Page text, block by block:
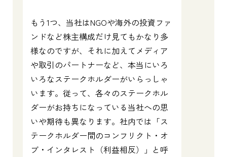
もう1つ、当社はNGOや海外の投資ファ
ンドなど株主構成だけ見てもかなり多
様なのですが、それに加えてメディア
や取引のパートナーなど、本当にいろ
いろなステークホルダーがいらっしゃ
います。従って、各々のステークホル
ダーがお持ちになっている当社への思
いや期待も異なります。社内では「ス
テークホルダー間のコンフリクト・オ
ブ・インタレスト（利益相反）」と呼